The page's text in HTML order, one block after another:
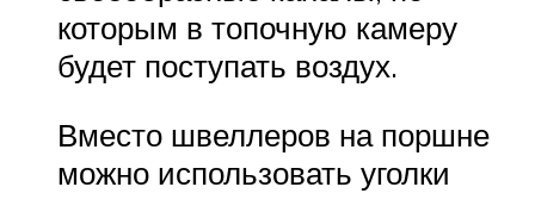
которым в топочную камеру
будет поступать воздух.
Вместо швеллеров на поршне
можно использовать уголки